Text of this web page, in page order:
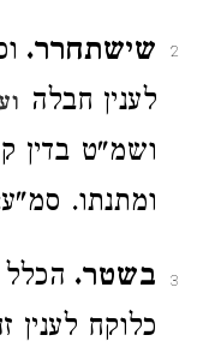
2 שישתחרר.
לענין חבלה
ושמ"ט בדין
ומתנתו.
3 בשטר.
כלוקח